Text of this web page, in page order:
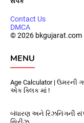
Contact Us
DMCA
© 2026 bkgujarat.com
MENU
Age Calculator | ઉમરની
એક ક્લિક માં !
બંધારણ અને રિઝનિંગની